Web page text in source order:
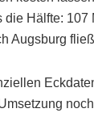
die Hälfte:
Augsburg